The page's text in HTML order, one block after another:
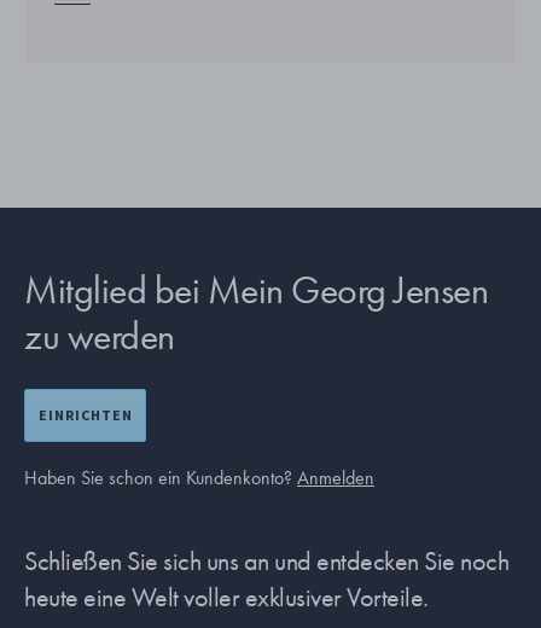
Mitglied bei Mein Georg Jensen
zu werden
EINRICHTEN
Haben Sie schon ein Kundenkonto? Anmelden
Schließen Sie sich uns an und entdecken Sie noch
heute eine Welt voller exklusiver Vorteile.